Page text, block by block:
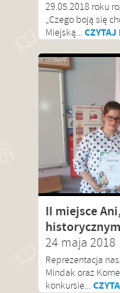
29.05.2018 roku
„Czego boją się
Miejską... CZYTAJ
II miejsce
24 maja 2018
Reprezentacja
Mindak oraz
konkursie...